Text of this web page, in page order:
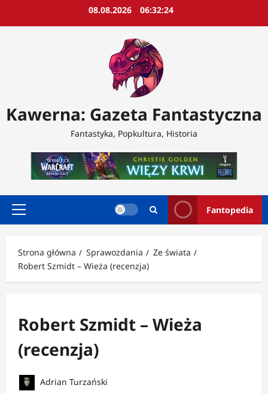
08.08.2026 06:32:26
Kawerna: Gazeta Fantastyczna
Fantastyka, Popkultura, Historia
Menu
Fantopedia
Strona główna Sprawozdania
Ze świata
Robert Szmidt – Wieża (recenzja)
Robert Szmidt – Wieża
(recenzja)
Adrian Turzański